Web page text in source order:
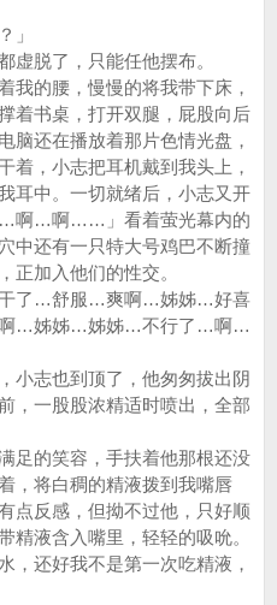
」
虚脱了，只能任他摆布。
我的腰，慢慢的将我带下床，
着书桌，打开双腿，屁股向后
脑还在播放着那片色情光盘，
着，小志把耳机戴到我头上，
耳中。一切就绪后，小志又开
…啊…啊……」看着萤光幕内的
中还有一只特大号鸡巴不断撞
正加入他们的性交。
了…舒服…爽啊…姊姊…好喜
…姊姊…姊姊…不行了…啊…
小志也到顶了，他匆匆拔出阴
，一股股浓精适时喷出，全部
足的笑容，手扶着他那根还没
，将白稠的精液拨到我嘴唇
点反感，但拗不过他，只好顺
精液含入嘴里，轻轻的吸吮。
，还好我不是第一次吃精液，